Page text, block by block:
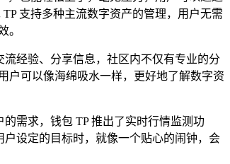
支持多种主流数字资产的管理，用户无需
。
经验、分享信息，社区内不仅有专业的分
户可以像海绵吸水一样，更好地了解数字资
需求，钱包 TP 推出了实时行情监测功
设定的目标时，就像一个贴心的闹钟，会